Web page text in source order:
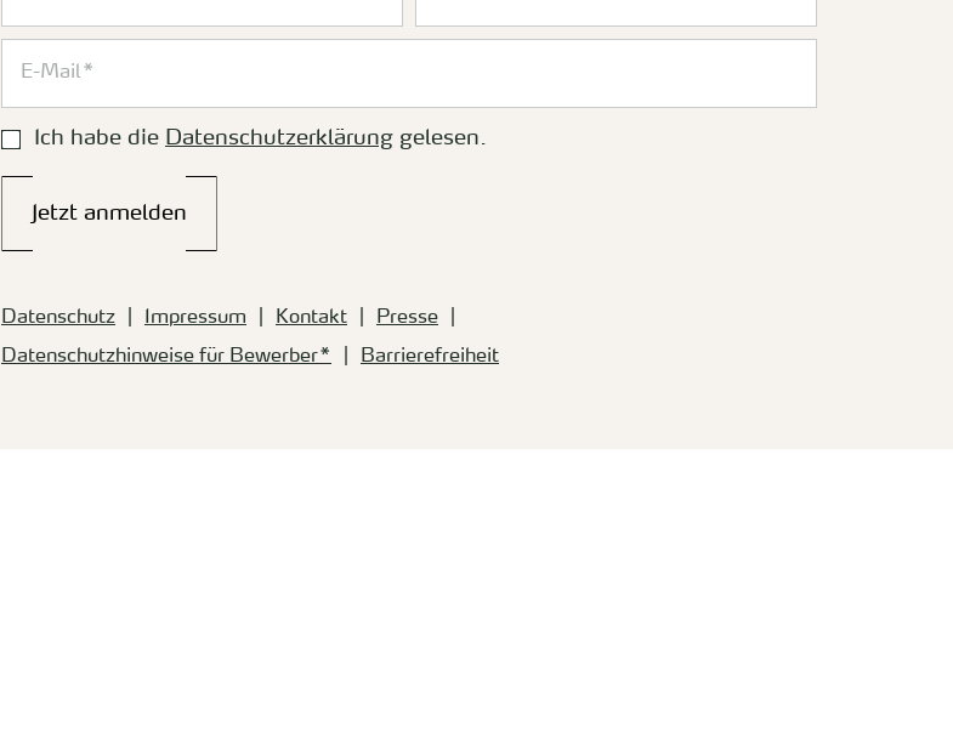
Ich habe die Datenschutzerklärung gelesen.
Jetzt anmelden
Datenschutz Impressum Kontakt
Presse
Datenschutzhinweise für Bewerber*
Barrierefreiheit